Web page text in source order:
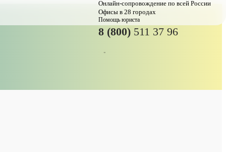
Онлайн-сопровождение по всей России
Офисы в 28 городах
Помощь юриста
8 (800) 511 37 96